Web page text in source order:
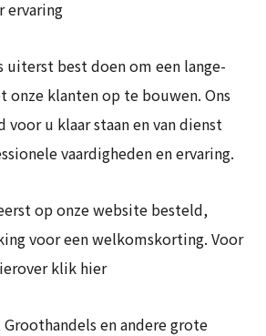
ervaring
best doen om een lange-
klanten op te bouwen. Ons
voor u klaar staan en van dienst
vaardigheden en ervaring.
op onze website besteld,
voor een welkomskorting. Voor
klik hier
en andere grote